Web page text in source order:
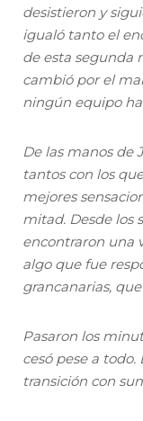
desistieron y
igualó tanto el
de esta segunda
cambió por el
ningún equipo
De las manos de
tantos con los
mejores
mitad. Desde los
encontraron una
algo que fue
grancanarias,
Pasaron los
cesó pese a todo.
transición con